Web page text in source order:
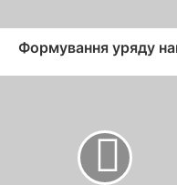
Формування уряду